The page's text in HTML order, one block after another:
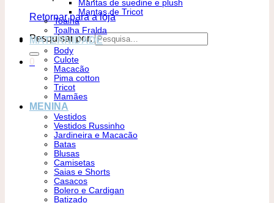
Retornar para a loja
Pesquisar por:
Mantas de suedine e plush
Mantas de Tricot
Toalha
Toalha Fralda
MATERNIDADE
Body
Culote
Macacão
Pima cotton
Tricot
Mamães
MENINA
Vestidos
Vestidos Russinho
Jardineira e Macacão
Batas
Blusas
Camisetas
Saias e Shorts
Casacos
Bolero e Cardigan
Batizado